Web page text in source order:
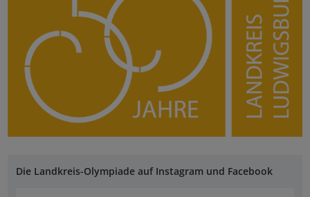
Die Landkreis-Olympiade auf Instagram und Facebook